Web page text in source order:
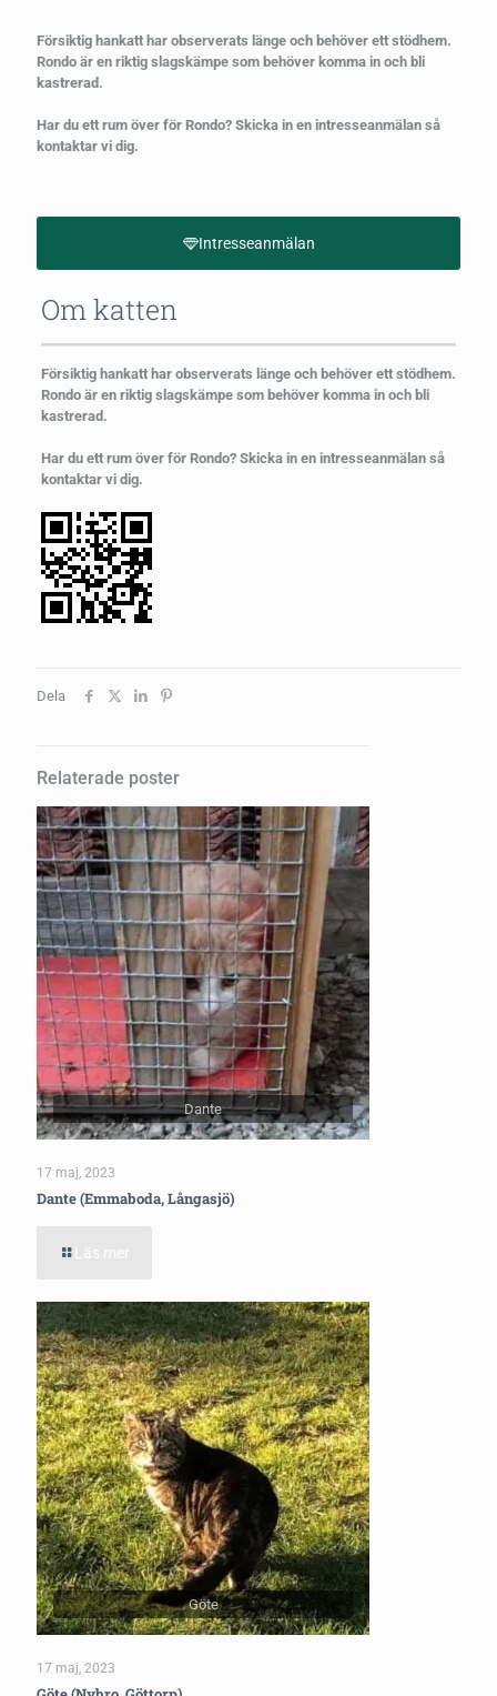
Försiktig hankatt har observerats länge och behöver ett stödhem.
Rondo är en riktig slagskämpe som behöver komma in och bli
kastrerad.
Har du ett rum över för Rondo? Skicka in en intresseanmälan så
kontaktar vi dig.
Intresseanmälan
Om katten
Försiktig hankatt har observerats länge och behöver ett stödhem.
Rondo är en riktig slagskämpe som behöver komma in och bli
kastrerad.
Har du ett rum över för Rondo? Skicka in en intresseanmälan så
kontaktar vi dig.
Dela
Relaterade poster
Dante
17 maj, 2023
Dante (Emmaboda, Långasjö)
Läs mer
Göte
17 maj, 2023